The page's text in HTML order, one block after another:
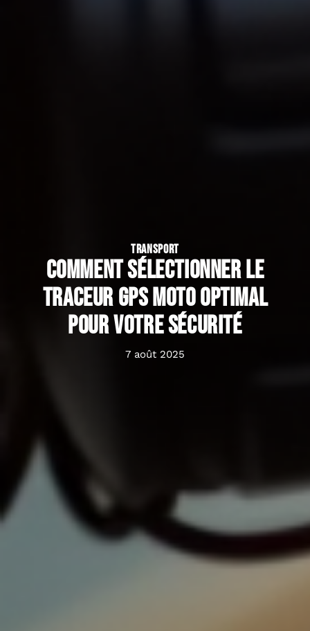
TRANSPORT
Comment sélectionner le
traceur GPS moto optimal
pour votre sécurité
7 août 2025